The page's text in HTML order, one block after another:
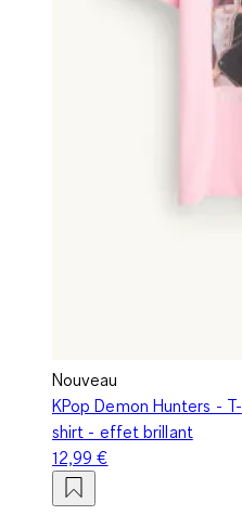
Nouveau
KPop Demon Hunters - T-
shirt - effet brillant
12,99 €